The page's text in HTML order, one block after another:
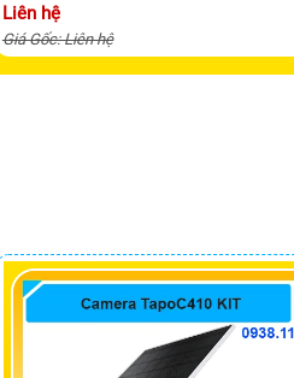
Liên hệ
Giá Gốc: Liên hệ